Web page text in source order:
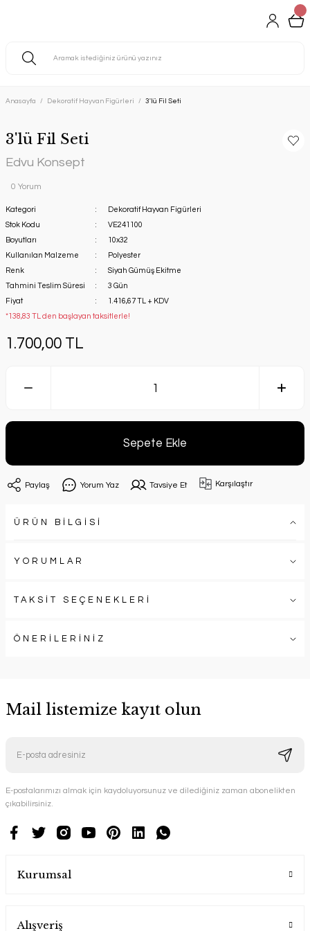
Anasayfa Dekoratif Hayvan Figürleri 3'lü Fil Seti
3'lü Fil Seti
Edvu Konsept
0 Yorum
Kategori
Dekoratif Hayvan Figürleri
Stok Kodu
VE241100
Boyutları
10x32
Kullanılan Malzeme
Polyester
Renk
Siyah Gümüş Ekitme
Tahmini Teslim Süresi
3 Gün
Fiyat
1.416,67 TL + KDV
*138,83 TL den başlayan taksitlerle!
1.700,00 TL
Sepete Ekle
Paylaş Yorum Yaz Tavsiye Et Karşılaştır
ÜRÜN BİLGİSİ
YORUMLAR
TAKSİT SEÇENEKLERİ
ÖNERİLERİNİZ
Mail listemize kayıt olun
E-postalarımızı almak için kaydoluyorsunuz ve dilediğiniz zaman abonelikten
çıkabilirsiniz.
Kurumsal
Alışveriş